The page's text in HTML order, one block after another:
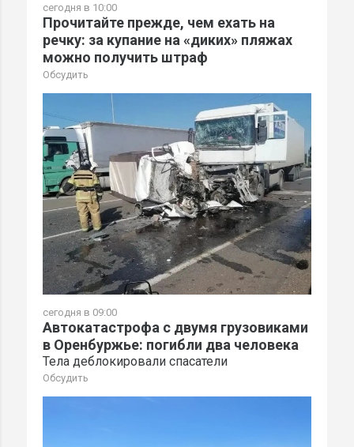
сегодня в 10:00
Прочитайте прежде, чем ехать на
речку: за купание на «диких» пляжах
можно получить штраф
Обсудить
сегодня в 09:00
Автокатастрофа с двумя грузовиками
в Оренбуржье: погибли два человека
Тела деблокировали спасатели
Обсудить